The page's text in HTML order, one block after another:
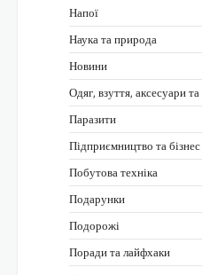
Напої
Наука та природа
Новини
Одяг, взуття, аксесуари
Паразити
Підприємництво та бізнес
Побутова техніка
Подарунки
Подорожі
Поради та лайфхаки